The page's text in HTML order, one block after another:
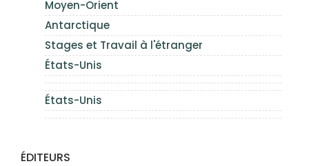
Moyen-Orient
Antarctique
Stages et Travail à l'étranger
États-Unis
États-Unis
ÉDITEURS